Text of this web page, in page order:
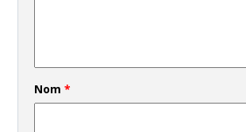
Nom *